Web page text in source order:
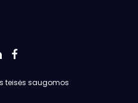
teisės saugomos